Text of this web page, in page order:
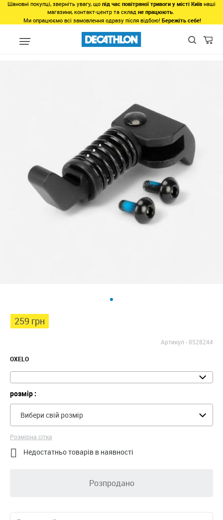
Шановні покупці, зверніть увагу, що під час повітряної тривоги у місті Київ наші
магазини, контакт-центр та склад не працюють.
Ми опрацюємо всі замовлення одразу після відбою! Бережіть себе!
Види спорту Велоспорт Аксесуари
259 грн
Артикул -8528244
OXELO
розмір :
Вибери свій розмір
Розмірна сітка
 Недостатньо товарів в наявності
Розпродано